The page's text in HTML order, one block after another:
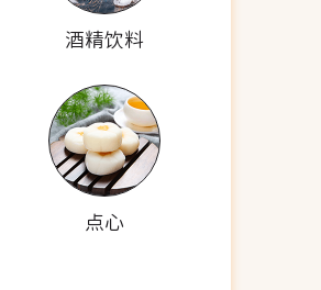
酒精饮料
点心